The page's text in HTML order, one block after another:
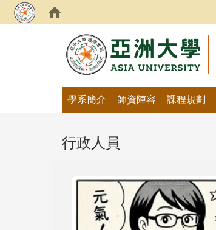
學系簡介 師資陣容 課程規劃
行政人員